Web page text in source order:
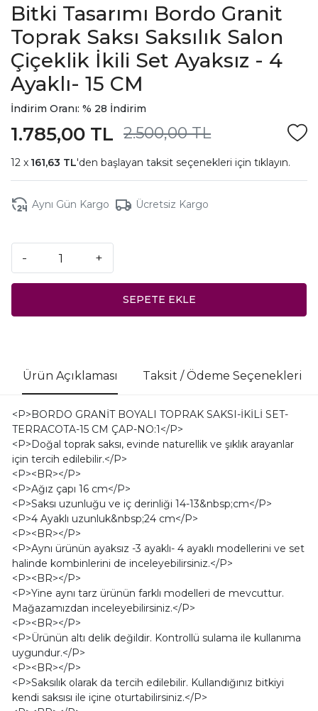
Bitki Tasarımı Bordo Granit
Toprak Saksı Saksılık Salon
Çiçeklik İkili Set Ayaksız - 4
Ayaklı- 15 CM
İndirim Oranı: % 28 İndirim
2.500,00 TL
1.785,00 TL
161,63 TL'den başlayan taksit seçenekleri için tıklayın.
Aynı Gün Kargo Ücretsiz Kargo
- +
SEPETE EKLE
Ürün Açıklaması Taksit / Ödeme Seçenekleri
<P>BORDO GRANİT BOYALI TOPRAK SAKSI-İKİLİ SET-
TERRACOTA-15 CM ÇAP-NO:1</P>
<P>Doğal toprak saksı, evinde naturellik ve şıklık arayanlar
için tercih edilebilir.</P>
<P><BR></P>
<P>Ağız çapı 16 cm</P>
<P>Saksı uzunluğu ve iç derinliği 14-13&nbsp;cm</P>
<P>4 Ayaklı uzunluk&nbsp;24 cm</P>
<P><BR></P>
<P>Aynı ürünün ayaksız -3 ayaklı- 4 ayaklı modellerini ve set
halinde kombinlerini de inceleyebilirsiniz.</P>
<P><BR></P>
<P>Yine aynı tarz ürünün farklı modelleri de mevcuttur.
Mağazamızdan inceleyebilirsiniz.</P>
<P><BR></P>
<P>Ürünün altı delik değildir. Kontrollü sulama ile kullanıma
uygundur.</P>
<P><BR></P>
<P>Saksılık olarak da tercih edilebilir. Kullandığınız bitkiyi
kendi saksısı ile içine oturtabilirsiniz.</P>